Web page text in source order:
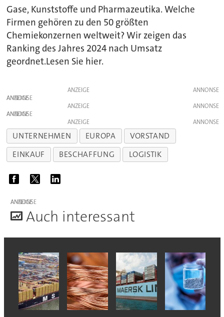
Gase, Kunststoffe und Pharmazeutika. Welche
Firmen gehören zu den 50 größten
Chemiekonzernen weltweit? Wir zeigen das
Ranking des Jahres 2024 nach Umsatz
geordnet.Lesen Sie hier.
ANZEIGE
ANZEIGE
ANZEIGE
ANZEIGE
ANZEIGE
UNTERNEHMEN EUROPA
VORSTAND
EINKAUF
BESCHAFFUNG LOGISTIK
ANZEIGE
Auch interessant